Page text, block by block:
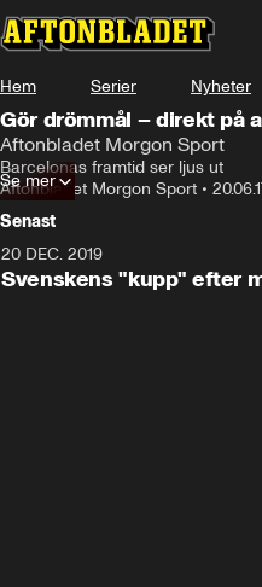
Hem Serier Nyheter
Gör drömmål – direkt på
Aftonbladet Morgon Sport
Barcelonas framtid ser ljus ut
Aftonbladet Morgon Sport •
Se mer
Senast
20 DEC. 2019
Svenskens "kupp" efter